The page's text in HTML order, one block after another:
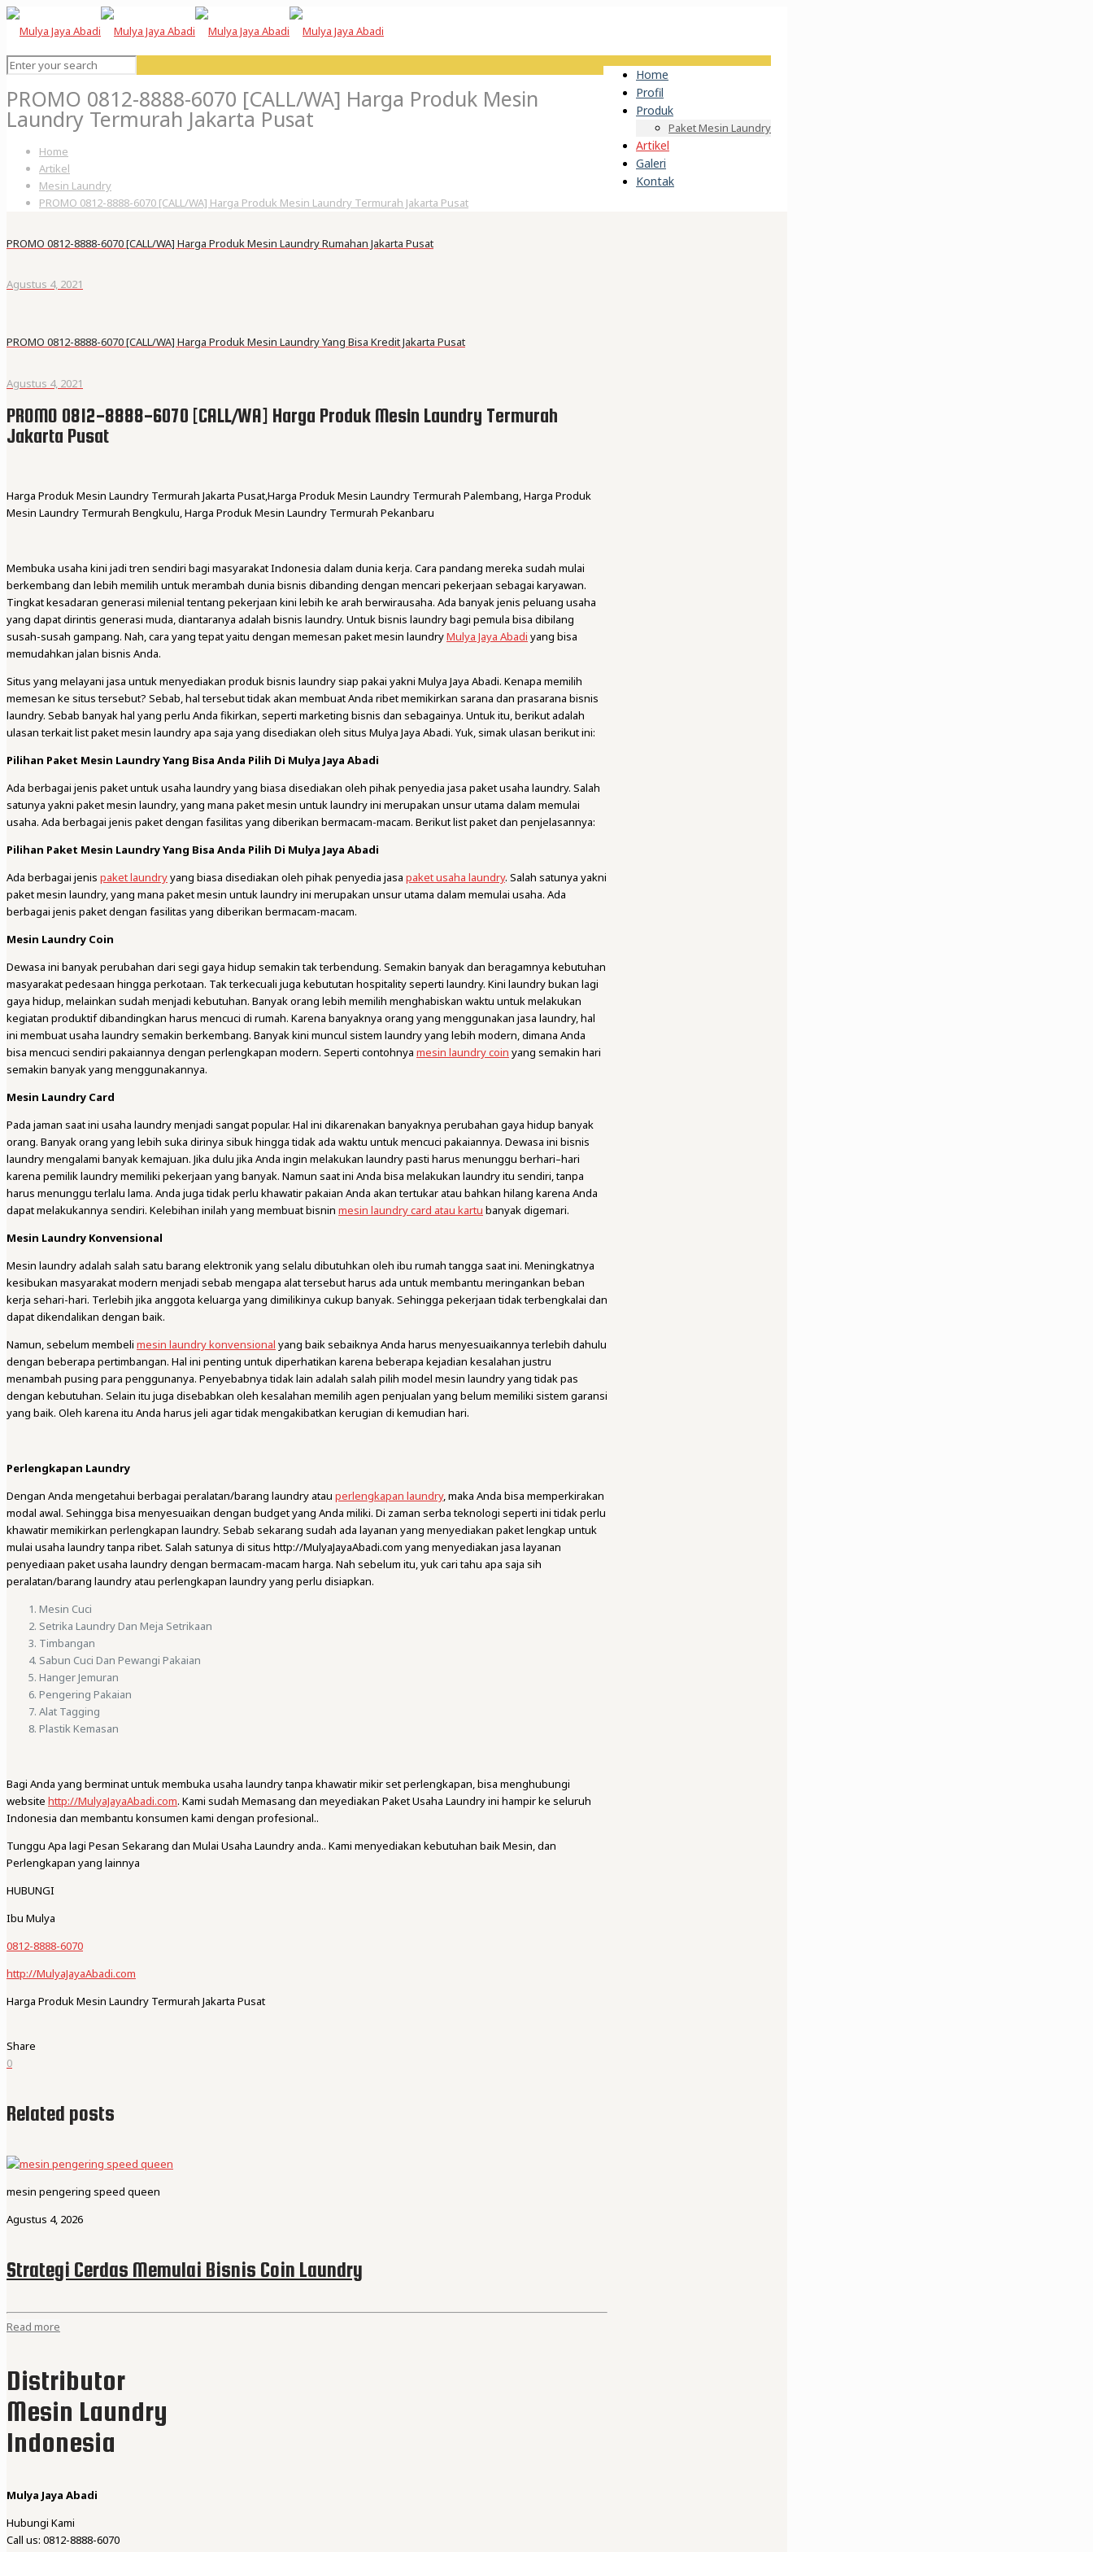
Home
Profil
Produk
Paket Mesin Laundry
Artikel
Galeri
Kontak
PROMO 0812-8888-6070 [CALL/WA] Harga Produk Mesin
Laundry Termurah Jakarta Pusat
Home
Artikel
Mesin Laundry
PROMO 0812-8888-6070 [CALL/WA] Harga Produk Mesin Laundry Termurah Jakarta Pusat
PROMO 0812-8888-6070 [CALL/WA] Harga Produk Mesin Laundry Rumahan Jakarta Pusat
Agustus 4, 2021
PROMO 0812-8888-6070 [CALL/WA] Harga Produk Mesin Laundry Yang Bisa Kredit Jakarta Pusat
Agustus 4, 2021
PROMO 0812-8888-6070 [CALL/WA] Harga Produk Mesin Laundry Termurah
Jakarta Pusat
Harga Produk Mesin Laundry Termurah Jakarta Pusat,Harga Produk Mesin Laundry Termurah Palembang, Harga Produk
Mesin Laundry Termurah Bengkulu, Harga Produk Mesin Laundry Termurah Pekanbaru
Membuka usaha kini jadi tren sendiri bagi masyarakat Indonesia dalam dunia kerja. Cara pandang mereka sudah mulai
berkembang dan lebih memilih untuk merambah dunia bisnis dibanding dengan mencari pekerjaan sebagai karyawan.
Tingkat kesadaran generasi milenial tentang pekerjaan kini lebih ke arah berwirausaha. Ada banyak jenis peluang usaha
yang dapat dirintis generasi muda, diantaranya adalah bisnis laundry. Untuk bisnis laundry bagi pemula bisa dibilang
susah-susah gampang. Nah, cara yang tepat yaitu dengan memesan paket mesin laundryMulya Jaya Abadi yang bisa
memudahkan jalan bisnis Anda.
Situs yang melayani jasa untuk menyediakan produk bisnis laundry siap pakai yakni Mulya Jaya Abadi. Kenapa memilih
memesan ke situs tersebut? Sebab, hal tersebut tidak akan membuat Anda ribet memikirkan sarana dan prasarana bisnis
laundry. Sebab banyak hal yang perlu Anda fikirkan, seperti marketing bisnis dan sebagainya. Untuk itu, berikut adalah
ulasan terkait list paket mesin laundry apa saja yang disediakan oleh situs Mulya Jaya Abadi. Yuk, simak ulasan berikut ini:
Pilihan Paket Mesin Laundry Yang Bisa Anda Pilih Di Mulya Jaya Abadi
Ada berbagai jenis paket untuk usaha laundry yang biasa disediakan oleh pihak penyedia jasa paket usaha laundry. Salah
satunya yakni paket mesin laundry, yang mana paket mesin untuk laundry ini merupakan unsur utama dalam memulai
usaha. Ada berbagai jenis paket dengan fasilitas yang diberikan bermacam-macam. Berikut list paket dan penjelasannya:
Pilihan Paket Mesin Laundry Yang Bisa Anda Pilih Di Mulya Jaya Abadi
Ada berbagai jenis paket laundryyang biasa disediakan oleh pihak penyedia jasa paket usaha laundry. Salah satunya yakni
paket mesin laundry, yang mana paket mesin untuk laundry ini merupakan unsur utama dalam memulai usaha. Ada
berbagai jenis paket dengan fasilitas yang diberikan bermacam-macam.
Mesin Laundry Coin
Dewasa ini banyak perubahan dari segi gaya hidup semakin tak terbendung. Semakin banyak dan beragamnya kebutuhan
masyarakat pedesaan hingga perkotaan. Tak terkecuali juga kebututan hospitality seperti laundry. Kini laundry bukan lagi
gaya hidup, melainkan sudah menjadi kebutuhan. Banyak orang lebih memilih menghabiskan waktu untuk melakukan
kegiatan produktif dibandingkan harus mencuci di rumah. Karena banyaknya orang yang menggunakan jasa laundry, hal
ini membuat usaha laundry semakin berkembang. Banyak kini muncul sistem laundry yang lebih modern, dimana Anda
bisa mencuci sendiri pakaiannya dengan perlengkapan modern. Seperti contohnya mesin laundry coin yang semakin hari
semakin banyak yang menggunakannya.
Mesin Laundry Card
Pada jaman saat ini usaha laundry menjadi sangat popular. Hal ini dikarenakan banyaknya perubahan gaya hidup banyak
orang. Banyak orang yang lebih suka dirinya sibuk hingga tidak ada waktu untuk mencuci pakaiannya. Dewasa ini bisnis
laundry mengalami banyak kemajuan. Jika dulu jika Anda ingin melakukan laundry pasti harus menunggu berhari–hari
karena pemilik laundry memiliki pekerjaan yang banyak. Namun saat ini Anda bisa melakukan laundry itu sendiri, tanpa
harus menunggu terlalu lama. Anda juga tidak perlu khawatir pakaian Anda akan tertukar atau bahkan hilang karena Anda
dapat melakukannya sendiri. Kelebihan inilah yang membuat bisnin mesin laundry card atau kartu banyak digemari.
Mesin Laundry Konvensional
Mesin laundry adalah salah satu barang elektronik yang selalu dibutuhkan oleh ibu rumah tangga saat ini. Meningkatnya
kesibukan masyarakat modern menjadi sebab mengapa alat tersebut harus ada untuk membantu meringankan beban
kerja sehari-hari. Terlebih jika anggota keluarga yang dimilikinya cukup banyak. Sehingga pekerjaan tidak terbengkalai dan
dapat dikendalikan dengan baik.
Namun, sebelum membeli mesin laundry konvensional yang baik sebaiknya Anda harus menyesuaikannya terlebih dahulu
dengan beberapa pertimbangan. Hal ini penting untuk diperhatikan karena beberapa kejadian kesalahan justru
menambah pusing para penggunanya. Penyebabnya tidak lain adalah salah pilih model mesin laundry yang tidak pas
dengan kebutuhan. Selain itu juga disebabkan oleh kesalahan memilih agen penjualan yang belum memiliki sistem garansi
yang baik. Oleh karena itu Anda harus jeli agar tidak mengakibatkan kerugian di kemudian hari.
Perlengkapan Laundry
Dengan Anda mengetahui berbagai peralatan/barang laundry atau perlengkapan laundry, maka Anda bisa memperkirakan
modal awal. Sehingga bisa menyesuaikan dengan budget yang Anda miliki. Di zaman serba teknologi seperti ini tidak perlu
khawatir memikirkan perlengkapan laundry. Sebab sekarang sudah ada layanan yang menyediakan paket lengkap untuk
mulai usaha laundry tanpa ribet. Salah satunya di situs http://MulyaJayaAbadi.com yang menyediakan jasa layanan
penyediaan paket usaha laundry dengan bermacam-macam harga. Nah sebelum itu, yuk cari tahu apa saja sih
peralatan/barang laundry atau perlengkapan laundry yang perlu disiapkan.
Mesin Cuci
Setrika Laundry Dan Meja Setrikaan
Timbangan
Sabun Cuci Dan Pewangi Pakaian
Hanger Jemuran
Pengering Pakaian
Alat Tagging
Plastik Kemasan
Bagi Anda yang berminat untuk membuka usaha laundry tanpa khawatir mikir set perlengkapan, bisa menghubungi
website http://MulyaJayaAbadi.com. Kami sudah Memasang dan meyediakan Paket Usaha Laundry ini hampir ke seluruh
Indonesia dan membantu konsumen kami dengan profesional..
Tunggu Apa lagi Pesan Sekarang dan Mulai Usaha Laundry anda.. Kami menyediakan kebutuhan baik Mesin, dan
Perlengkapan yang lainnya
HUBUNGI
Ibu Mulya
0812-8888-6070
http://MulyaJayaAbadi.com
Harga Produk Mesin Laundry Termurah Jakarta Pusat
Share
0
Related posts
mesin pengering speed queen
Agustus 4, 2026
Strategi Cerdas Memulai Bisnis Coin Laundry
Read more
Distributor
Mesin Laundry
Indonesia
Mulya Jaya Abadi
Hubungi Kami
Call us: 0812-8888-6070